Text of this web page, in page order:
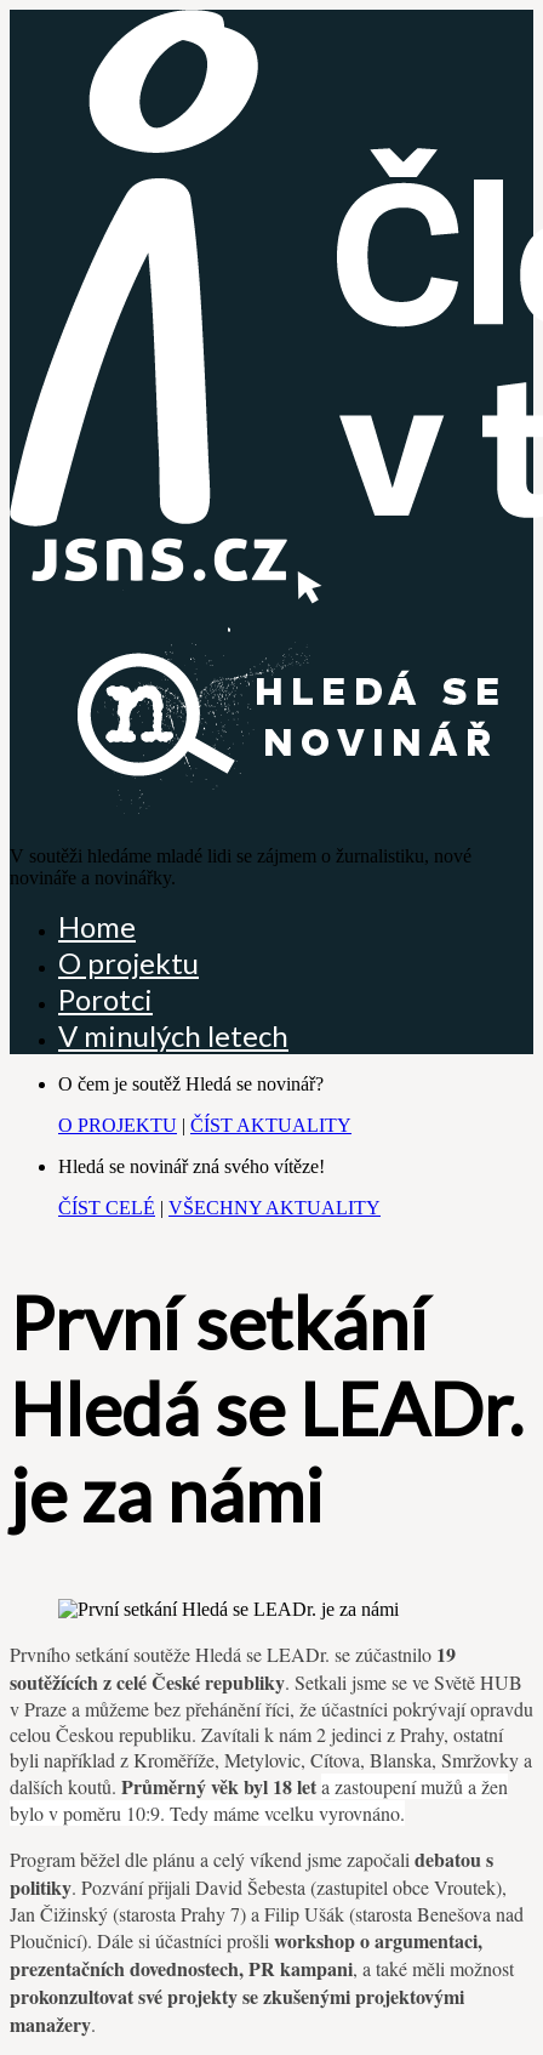
V soutěži hledáme mladé lidi se zájmem o žurnalistiku, nové
novináře a novinářky.
Home
O projektu
Porotci
V minulých letech
O čem je soutěž Hledá se novinář?
O PROJEKTU | ČÍST AKTUALITY
Hledá se novinář zná svého vítěze!
ČÍST CELÉ | VŠECHNY AKTUALITY
První setkání
Hledá se LEADr.
je za námi
Prvního setkání soutěže Hledá se LEADr. se zúčastnilo 19
soutěžících z celé České republiky. Setkali jsme se ve Světě HUB
v Praze a můžeme bez přehánění říci, že účastníci pokrývají opravdu
celou Českou republiku. Zavítali k nám 2 jedinci z Prahy, ostatní
byli například z Kroměříže, Metylovic, Cítova, Blanska, Smržovky a
dalších koutů. Průměrný věk byl 18 leta zastoupení mužů a žen
bylo v poměru 10:9. Tedy máme vcelku vyrovnáno.
Program běžel dle plánu a celý víkend jsme započali debatou s
politiky. Pozvání přijali David Šebesta (zastupitel obce Vroutek),
Jan Čižinský (starosta Prahy 7) a Filip Ušák (starosta Benešova nad
Ploučnicí). Dále si účastníci prošli workshop o argumentaci,
prezentačních dovednostech, PR kampani, a také měli možnost
prokonzultovat své projekty se zkušenými projektovými
manažery.